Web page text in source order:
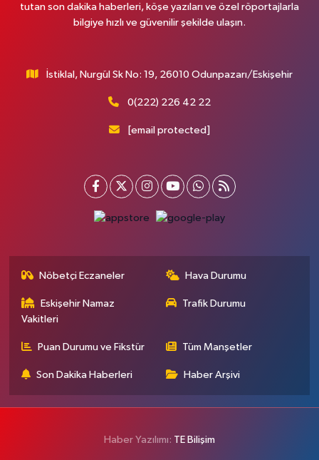
tutan son dakika haberleri, köşe yazıları ve özel röportajlarla
bilgiye hızlı ve güvenilir şekilde ulaşın.
İstiklal, Nurgül Sk No: 19, 26010 Odunpazarı/Eskişehir
0(222) 226 42 22
[email protected]
Nöbetçi Eczaneler Hava Durumu
Eskişehir Namaz
Vakitleri
Trafik Durumu
Puan Durumu ve Fikstür Tüm Manşetler
Son Dakika Haberleri Haber Arşivi
Haber Yazılımı: TE Bilişim